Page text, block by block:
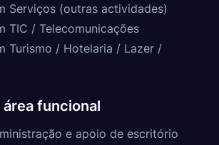
Serviços (outras actividades)
TIC / Telecomunicações
Turismo / Hotelaria / Lazer /
funcional
e apoio de escritório